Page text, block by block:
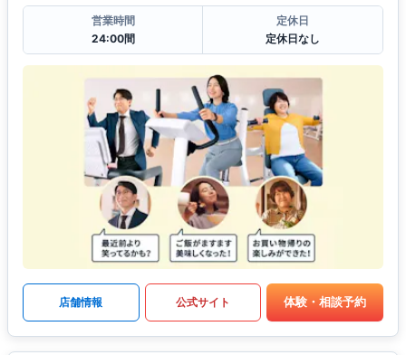
営業時間
24:00間
定休日
定休日なし
店舗情報 公式サイト 体験・相談予約